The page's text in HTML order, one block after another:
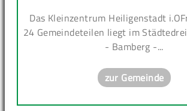
Das Kleinzentrum Heiligenstadt
24 Gemeindeteilen liegt im
- Bamberg -...
zur Gemeinde